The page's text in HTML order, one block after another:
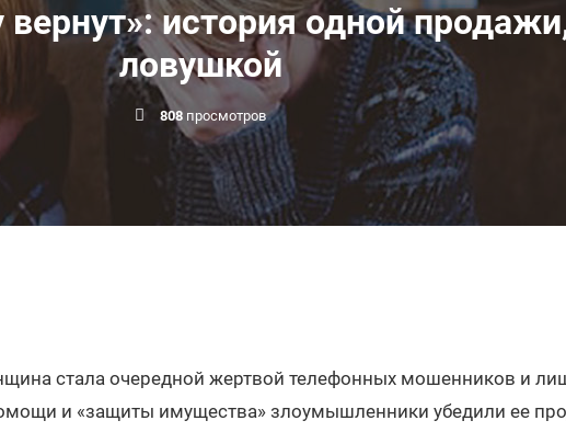
история одной
ловушкой
808 просмотров
стала очередной жертвой телефонных мошенников и
и «защиты имущества» злоумышленники убедили ее